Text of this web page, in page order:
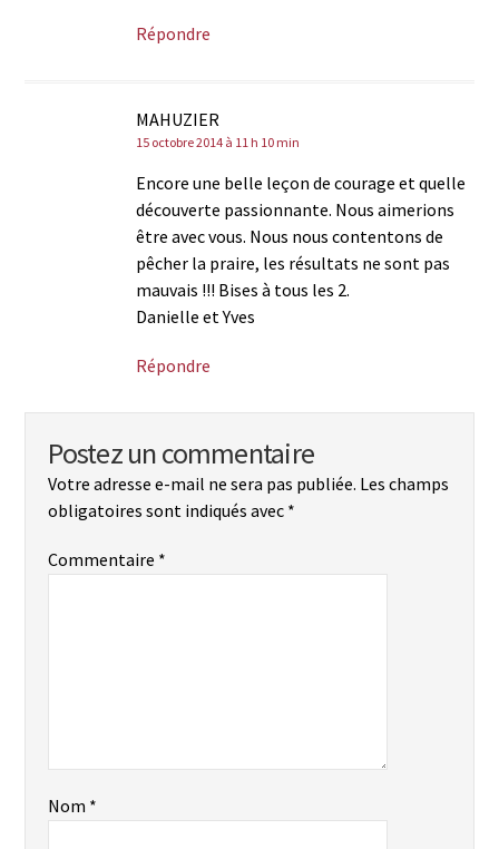
Répondre
MAHUZIER
15 octobre 2014 à 11 h 10 min
Encore une belle leçon de courage et quelle
découverte passionnante. Nous aimerions
être avec vous. Nous nous contentons de
pêcher la praire, les résultats ne sont pas
mauvais !!! Bises à tous les 2.
Danielle et Yves
Répondre
Postez un commentaire
Votre adresse e-mail ne sera pas publiée. Les champs
obligatoires sont indiqués avec *
Commentaire *
Nom *